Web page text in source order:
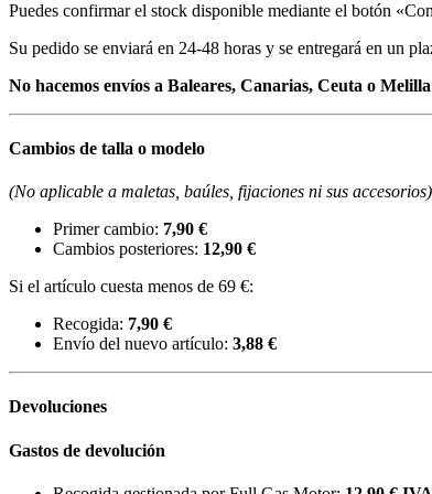
Puedes confirmar el stock disponible mediante el botón
Su pedido se enviará en 24-48 horas y se entregará en un
No hacemos envíos a Baleares, Canarias, Ceuta o Melilla
Cambios de talla o modelo
(No aplicable a maletas, baúles, fijaciones ni sus accesorios)
Primer cambio: 7,90 €
Cambios posteriores: 12,90 €
Si el artículo cuesta menos de 69 €:
Recogida: 7,90 €
Envío del nuevo artículo: 3,88 €
Devoluciones
Gastos de devolución